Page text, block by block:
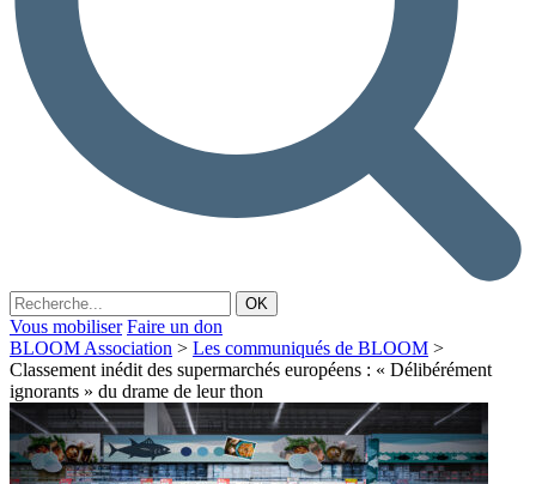
Vous mobiliser Faire un don
BLOOM Association > Les communiqués de BLOOM >
Classement inédit des supermarchés européens : « Délibérément
ignorants » du drame de leur thon